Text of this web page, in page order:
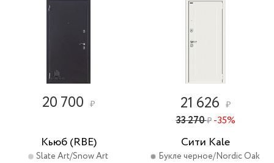
20 700 ₽ 21 626 ₽
33 270₽ -35%
Кьюб (RBE)
Slate Art/Snow Art
Сити Kale
Букле черное/Nordic Oak